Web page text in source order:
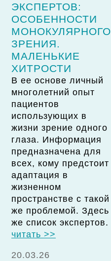
ЭКСПЕРТОВ:
ОСОБЕННОСТИ
МОНОКУЛЯРНОГО
ЗРЕНИЯ.
МАЛЕНЬКИЕ
ХИТРОСТИ
В ее основе личный
многолетний опыт
пациентов
использующих в
жизни зрение одного
глаза. Информация
предназначена для
всех, кому предстоит
адаптация в
жизненном
пространстве с такой
же проблемой. Здесь
же список экспертов.
читать >>
20.03.26